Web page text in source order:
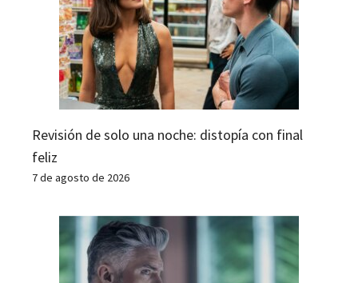
Revisión de solo una noche: distopía con final
feliz
7 de agosto de 2026